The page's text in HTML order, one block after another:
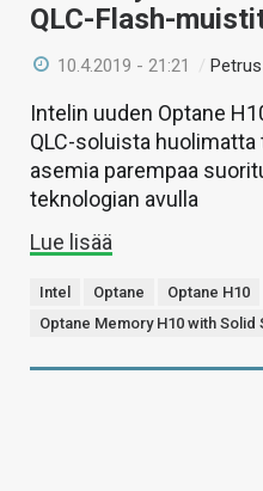
QLC-Flash-
10.4.2019 - 21:21 /
Intelin uuden Optane
QLC-soluista huolimatta
asemia parempaa
teknologian avulla
Lue lisää
Intel Optane
Optane H10
Optane Memory H10 with Solid